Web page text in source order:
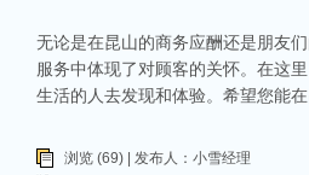
无论是在昆山的商务应酬还是朋友
服务中体现了对顾客的关怀。在这
生活的人去发现和体验。希望您能
浏览 (69) | 发布人：小雪经理